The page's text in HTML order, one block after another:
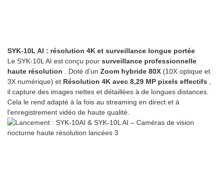
SYK-10L AI : résolution 4K et surveillance longue portée
Le SYK-10L AI est conçu pour surveillance professionnelle
haute résolution . Doté d'un Zoom hybride 80X (10X optique et
3X numérique) et Résolution 4K avec 8,29 MP pixels effectifs ,
il capture des images nettes et détaillées à de longues distances.
Cela le rend adapté à la fois au streaming en direct et à
l'enregistrement vidéo de haute qualité.